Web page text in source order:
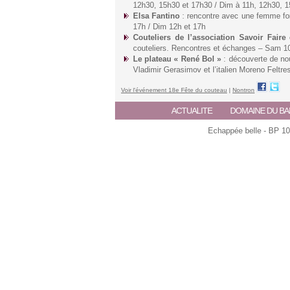
12h30, 15h30 et 17h30 / Dim à 11h, 12h30,
Elsa Fantino : rencontre avec une femme
17h / Dim 12h et 17h
Couteliers de l’association Savoir Faire
couteliers. Rencontres et échanges – Sam
Le plateau « René Bol » : découverte de
Vladimir Gerasimov et l’italien Moreno
Voir l'événement 18e Fête du couteau | Nontron
ACTUALITE DOMAINE DU
Echappée belle - BP